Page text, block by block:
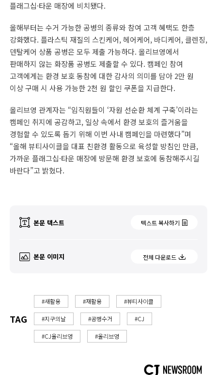
플래그십·타운 매장에 비치됐다.
올해부터는 수거 가능한 공병의 종류와 참여 고객 혜택도 한층
강화했다. 플라스틱 재질의 스킨케어, 헤어케어, 바디케어, 클렌징,
덴탈케어 상품 공병은 모두 제출 가능하다. 올리브영에서
판매하지 않는 화장품 공병도 제출할 수 있다. 캠페인 참여
고객에게는 환경 보호 동참에 대한 감사의 의미를 담아 2만 원
이상 구매 시 사용 가능한 2천 원 할인 쿠폰을 지급한다.
올리브영 관계자는 “임직원들이 ‘자원 선순환 체계 구축’이라는
캠페인 취지에 공감하고, 일상 속에서 환경 보호의 즐거움을
경험할 수 있도록 돕기 위해 이번 사내 캠페인을 마련했다”며
“올해 뷰티사이클을 대표 친환경 활동으로 육성할 방침인 만큼,
가까운 플래그십·타운 매장에 방문해 환경 보호에 동참해주시길
바란다”고 밝혔다.
본문 텍스트 텍스트 복사하기
본문 이미지 전체 다운로드
TAG
#새활용 #재활용 #뷰티사이클
#지구의날 #공병수거 #CJ
#CJ올리브영 #올리브영